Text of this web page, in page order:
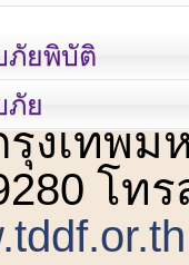
ภัยพิบัติ
ภัยถนนวิ
งเทพม
โท